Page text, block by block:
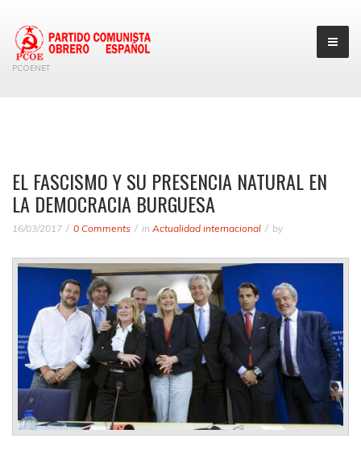
PCOENET
EL FASCISMO Y SU PRESENCIA NATURAL EN
LA DEMOCRACIA BURGUESA
16/03/2017 0 Comments in Actualidad internacional by